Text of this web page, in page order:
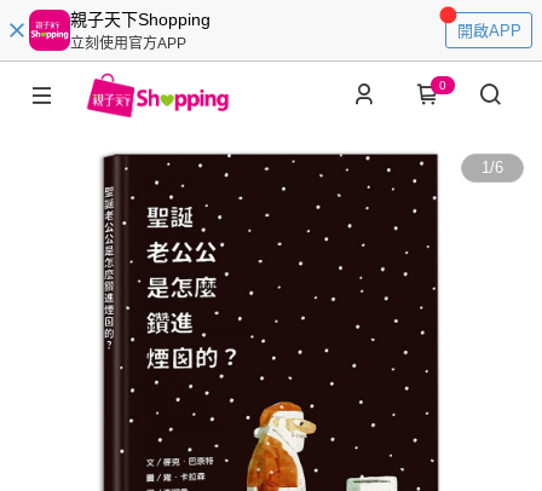
親子天下Shopping
立刻使用官方APP
開啟APP
0
1/6